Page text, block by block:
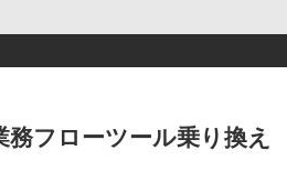
フローツール乗り換え